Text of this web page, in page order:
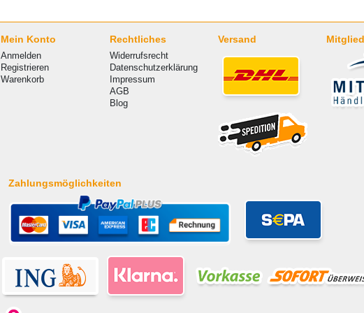
Mein Konto
Anmelden
Registrieren
Warenkorb
Rechtliches
Widerrufsrecht
Datenschutzerklärung
Impressum
AGB
Blog
Versand
Zahlungsmöglichkeiten